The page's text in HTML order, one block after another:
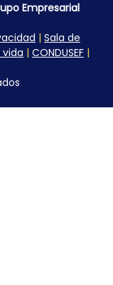
Empresarial
| Sala de
| CONDUSEF |